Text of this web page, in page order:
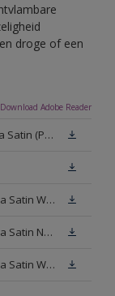
droge of een
Download Adobe Reader
Technisch Informatieblad Rubbol Finura Satin (PDF)
Veiligheidsinformatieblad Rubbol Finura Satin W05 (MSDS)
Veiligheidsinformatieblad Rubbol Finura Satin N00 (MSDS)
Veiligheidsinformatieblad Rubbol Finura Satin White (MSDS)